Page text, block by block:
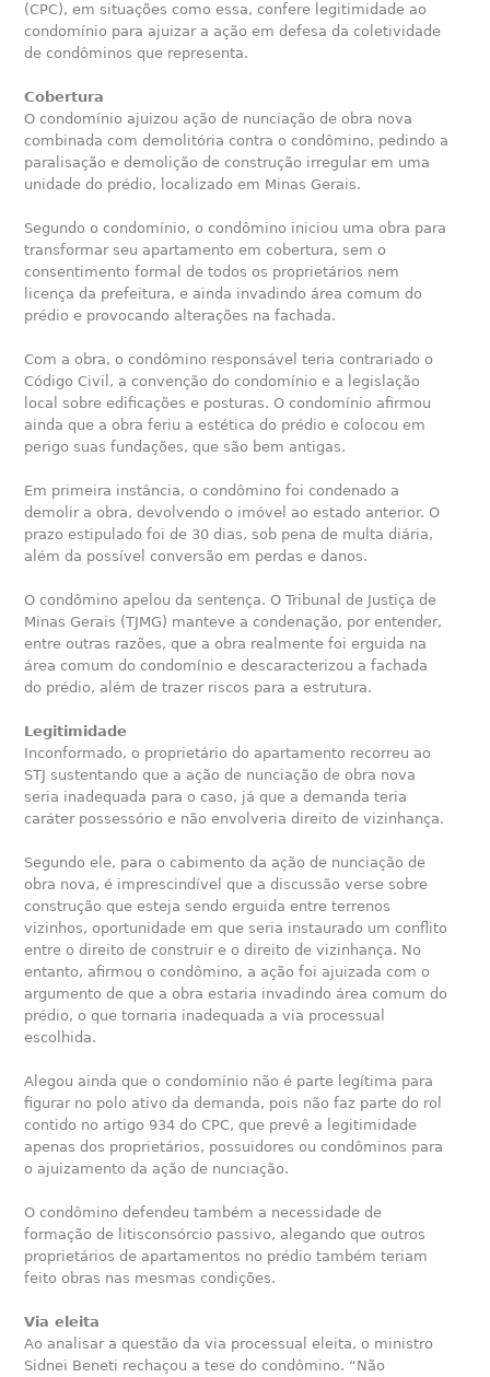
(CPC), em situações como essa, confere legitimidade ao
condomínio para ajuizar a ação em defesa da coletividade
de condôminos que representa.
Cobertura
O condomínio ajuizou ação de nunciação de obra nova
combinada com demolitória contra o condômino, pedindo a
paralisação e demolição de construção irregular em uma
unidade do prédio, localizado em Minas Gerais.
Segundo o condomínio, o condômino iniciou uma obra para
transformar seu apartamento em cobertura, sem o
consentimento formal de todos os proprietários nem
licença da prefeitura, e ainda invadindo área comum do
prédio e provocando alterações na fachada.
Com a obra, o condômino responsável teria contrariado o
Código Civil, a convenção do condomínio e a legislação
local sobre edificações e posturas. O condomínio afirmou
ainda que a obra feriu a estética do prédio e colocou em
perigo suas fundações, que são bem antigas.
Em primeira instância, o condômino foi condenado a
demolir a obra, devolvendo o imóvel ao estado anterior. O
prazo estipulado foi de 30 dias, sob pena de multa diária,
além da possível conversão em perdas e danos.
O condômino apelou da sentença. O Tribunal de Justiça de
Minas Gerais (TJMG) manteve a condenação, por entender,
entre outras razões, que a obra realmente foi erguida na
área comum do condomínio e descaracterizou a fachada
do prédio, além de trazer riscos para a estrutura.
Legitimidade
Inconformado, o proprietário do apartamento recorreu ao
STJ sustentando que a ação de nunciação de obra nova
seria inadequada para o caso, já que a demanda teria
caráter possessório e não envolveria direito de vizinhança.
Segundo ele, para o cabimento da ação de nunciação de
obra nova, é imprescindível que a discussão verse sobre
construção que esteja sendo erguida entre terrenos
vizinhos, oportunidade em que seria instaurado um conflito
entre o direito de construir e o direito de vizinhança. No
entanto, afirmou o condômino, a ação foi ajuizada com o
argumento de que a obra estaria invadindo área comum do
prédio, o que tornaria inadequada a via processual
escolhida.
Alegou ainda que o condomínio não é parte legítima para
figurar no polo ativo da demanda, pois não faz parte do rol
contido no artigo 934 do CPC, que prevê a legitimidade
apenas dos proprietários, possuidores ou condôminos para
o ajuizamento da ação de nunciação.
O condômino defendeu também a necessidade de
formação de litisconsórcio passivo, alegando que outros
proprietários de apartamentos no prédio também teriam
feito obras nas mesmas condições.
Via eleita
Ao analisar a questão da via processual eleita, o ministro
Sidnei Beneti rechaçou a tese do condômino. “Não